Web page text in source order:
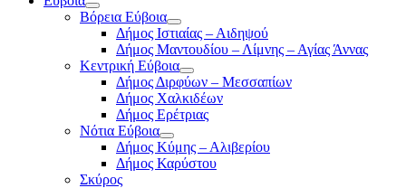
Βόρεια Εύβοια
Δήμος Ιστιαίας – Αιδηψού
Δήμος Μαντουδίου – Λίμνης – Αγίας Άννας
Κεντρική Εύβοια
Δήμος Διρφύων – Μεσσαπίων
Δήμος Χαλκιδέων
Δήμος Ερέτριας
Νότια Εύβοια
Δήμος Κύμης – Αλιβερίου
Δήμος Καρύστου
Σκύρος